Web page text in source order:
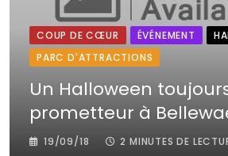
COUP DE CŒUR ÉVÉNEMENT
PARC D'ATTRACTIONS
Un Halloween
prometteur à
19/09/18 2 MINUTES DE